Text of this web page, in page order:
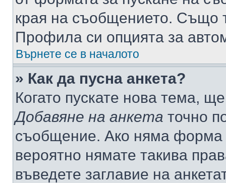
края на съобщението. Също
Профила си опцията за
Върнете се в началото
» Как да пусна анкета?
Когато пускате нова тема,
Добавяне на анкета точно
съобщение. Ако няма форма
вероятно нямате такива
въведете заглавие на